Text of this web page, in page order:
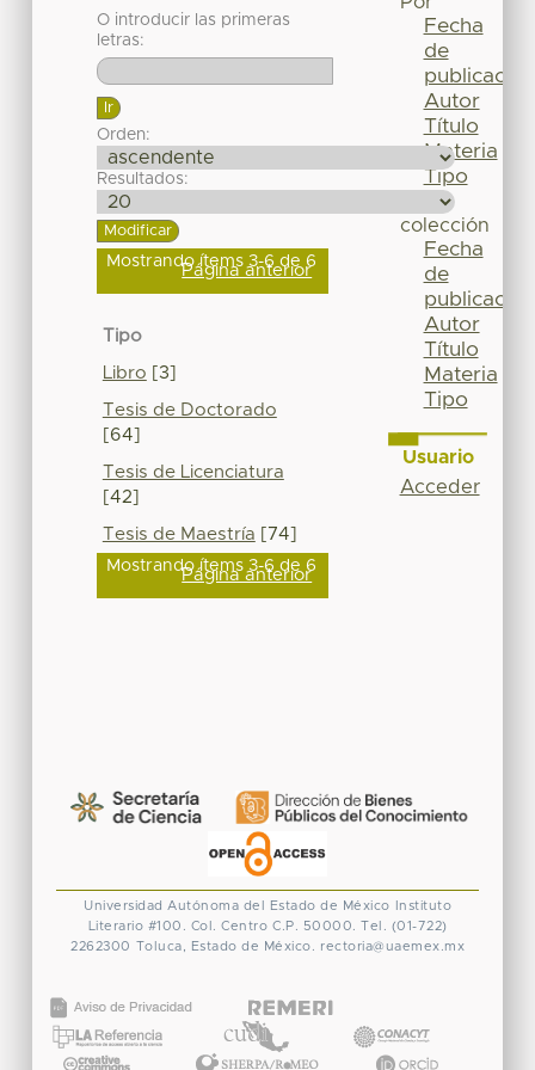
O introducir las primeras
letras:
Orden:
Resultados:
Mostrando ítems 3-6 de 6
Página anterior
Tipo
Libro [3]
Tesis de Doctorado
[64]
Tesis de Licenciatura
[42]
Tesis de Maestría [74]
Mostrando ítems 3-6 de 6
Página anterior
Fecha
de
publicación
Autor
Título
Materia
Tipo
colección
Fecha
de
publicación
Autor
Título
Materia
Tipo
Usuario
Acceder
Universidad Autónoma del Estado de México
Instituto
Literario #100. Col. Centro C.P. 50000. Tel. (01-722)
2262300 Toluca, Estado de México. rectoria@uaemex.mx